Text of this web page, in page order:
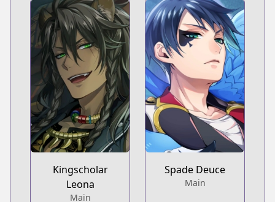
Kingscholar
Leona
Main
Spade Deuce
Main